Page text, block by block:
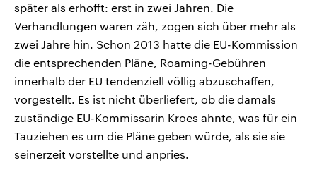
später als erhofft: erst in zwei Jahren. Die
Verhandlungen waren zäh, zogen sich über mehr als
zwei Jahre hin. Schon 2013 hatte die EU-Kommission
die entsprechenden Pläne, Roaming-Gebühren
innerhalb der EU tendenziell völlig abzuschaffen,
vorgestellt. Es ist nicht überliefert, ob die damals
zuständige EU-Kommissarin Kroes ahnte, was für ein
Tauziehen es um die Pläne geben würde, als sie sie
seinerzeit vorstellte und anpries.